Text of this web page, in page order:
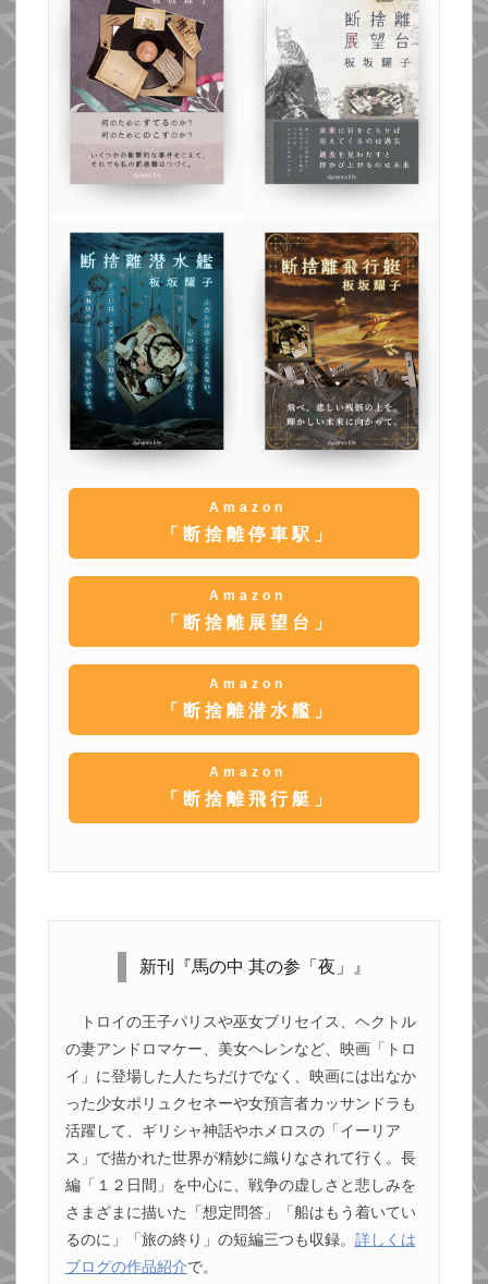
Amazon
「断捨離停車駅」
Amazon
「断捨離展望台」
Amazon
「断捨離潜水艦」
Amazon
「断捨離飛行艇」
新刊『馬の中 其の参「夜」』
トロイの王子パリスや巫女ブリセイス、ヘクトル
の妻アンドロマケー、美女ヘレンなど、映画「トロ
イ」に登場した人たちだけでなく、映画には出なか
った少女ポリュクセネーや女預言者カッサンドラも
活躍して、ギリシャ神話やホメロスの「イーリア
ス」で描かれた世界が精妙に織りなされて行く。長
編「１２日間」を中心に、戦争の虚しさと悲しみを
さまざまに描いた「想定問答」「船はもう着いてい
るのに」「旅の終り」の短編三つも収録。 詳しくは
ブログの作品紹介で。